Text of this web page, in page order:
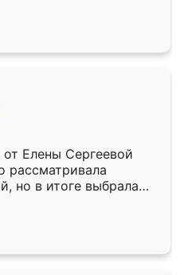
Ренессанс
работу!
Елены Сергеевой
рассматривала
но в итоге выбрала
условия, потом
спокойно объяснил
в срок, с